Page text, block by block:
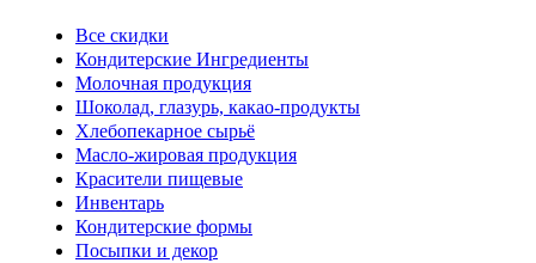
Все скидки
Кондитерские Ингредиенты
Молочная продукция
Шоколад, глазурь, какао-продукты
Хлебопекарное сырьё
Масло-жировая продукция
Красители пищевые
Инвентарь
Кондитерские формы
Посыпки и декор